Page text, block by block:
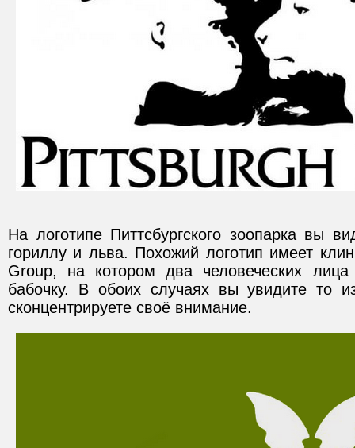
На логотипе Питтсбургского зоопарка вы
гориллу и льва. Похожий логотип имеет
Group, на котором два человеческих
бабочку. В обоих случаях вы увидите то
сконцентрируете своё внимание.